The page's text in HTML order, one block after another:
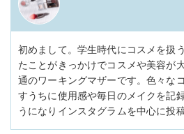
初めまして。学生時代にコスメを扱
たことがきっかけでコスメや美容が
通のワーキングマザーです。色々な
すうちに使用感や毎日のメイクを記
うになりインスタグラムを中心に投